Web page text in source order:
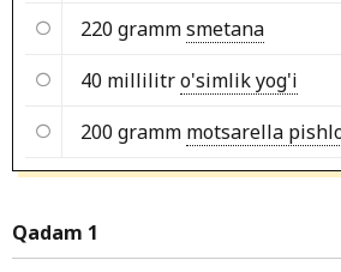
220 grammsmetana
40 millilitro'simlik yog'i
200 gramm motsarella
Qadam 1